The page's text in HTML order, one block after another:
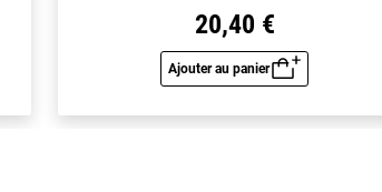
20,40 €
Ajouter au panier
Aperçu rapide